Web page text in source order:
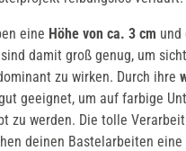
eine Höhe von ca. 3 cm und
damit groß genug, um
zu wirken. Durch ihre
geeignet, um auf farbige
zu werden. Die tolle
deinen Bastelarbeiten eine